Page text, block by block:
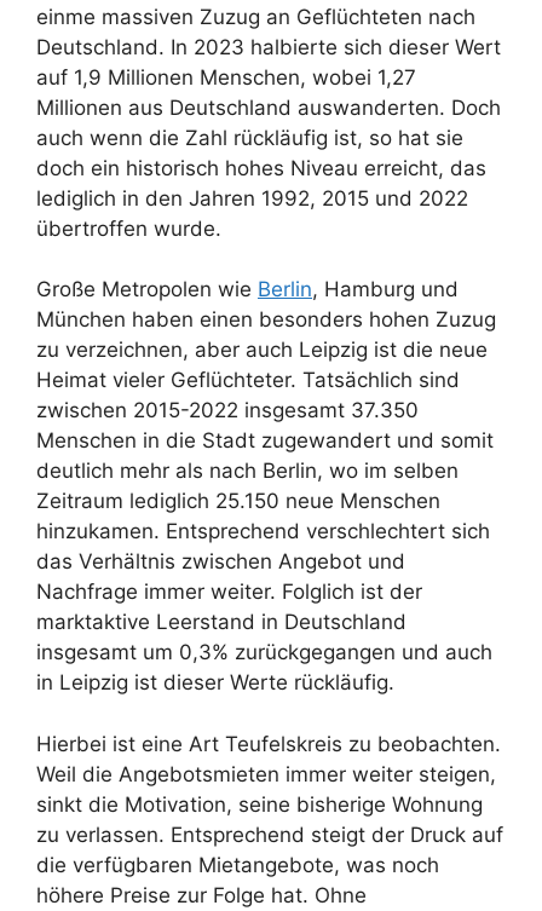
einme massiven Zuzug an Geflüchteten nach
Deutschland. In 2023 halbierte sich dieser Wert
auf 1,9 Millionen Menschen, wobei 1,27
Millionen aus Deutschland auswanderten. Doch
auch wenn die Zahl rückläufig ist, so hat sie
doch ein historisch hohes Niveau erreicht, das
lediglich in den Jahren 1992, 2015 und 2022
übertroffen wurde.
Große Metropolen wie Berlin, Hamburg und
München haben einen besonders hohen Zuzug
zu verzeichnen, aber auch Leipzig ist die neue
Heimat vieler Geflüchteter. Tatsächlich sind
zwischen 2015-2022 insgesamt 37.350
Menschen in die Stadt zugewandert und somit
deutlich mehr als nach Berlin, wo im selben
Zeitraum lediglich 25.150 neue Menschen
hinzukamen. Entsprechend verschlechtert sich
das Verhältnis zwischen Angebot und
Nachfrage immer weiter. Folglich ist der
marktaktive Leerstand in Deutschland
insgesamt um 0,3% zurückgegangen und auch
in Leipzig ist dieser Werte rückläufig.
Hierbei ist eine Art Teufelskreis zu beobachten.
Weil die Angebotsmieten immer weiter steigen,
sinkt die Motivation, seine bisherige Wohnung
zu verlassen. Entsprechend steigt der Druck auf
die verfügbaren Mietangebote, was noch
höhere Preise zur Folge hat. Ohne